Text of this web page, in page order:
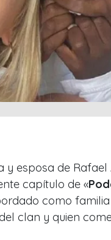
y esposa de
capítulo de «
como
clan y quien